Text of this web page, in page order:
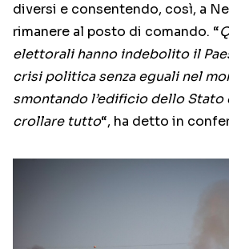
diversi e consentendo, così, a
rimanere al posto di comando. “
elettorali hanno indebolito il
crisi politica senza eguali nel
smontando l’edificio dello Stato
crollare tutto“, ha detto in